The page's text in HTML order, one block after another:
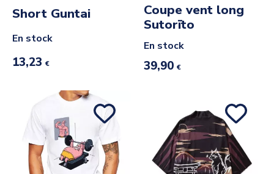
Short Guntai
En stock
13,23 €
Coupe vent long
Sutorīto
En stock
39,90 €